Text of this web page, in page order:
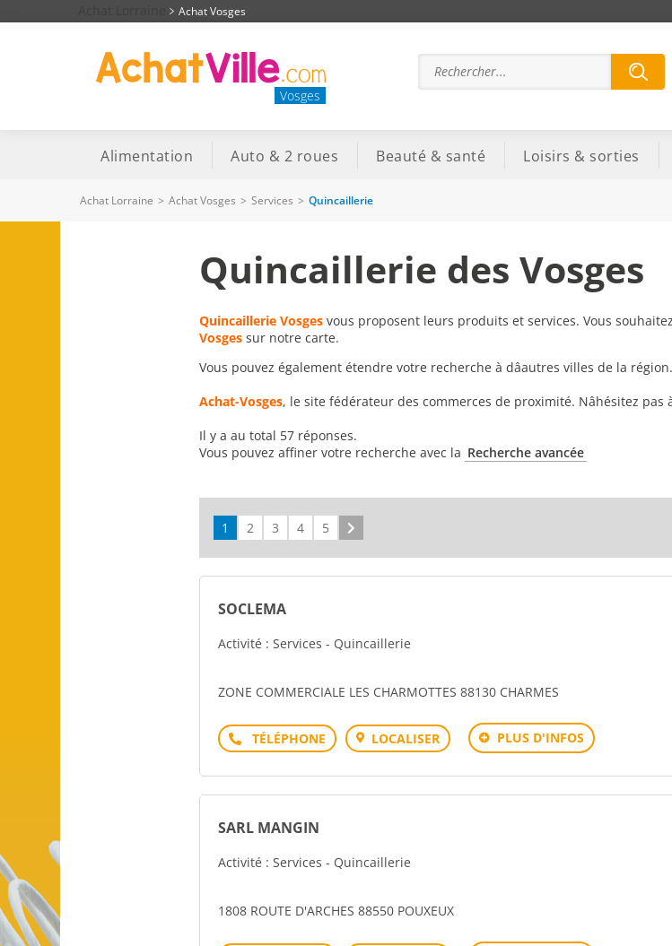
Achat Vosges
Vosges
Alimentation Auto & 2 roues Beauté & santé Loisirs & sorties
Achat Lorraine > Achat Vosges > Services > Quincaillerie
Quincaillerie des Vosges
Quincaillerie Vosges vous proposent leurs produits et services. Vous
Vosges sur notre carte.
Vous pouvez également étendre votre recherche à dâautres villes de la région.
Achat-Vosges, le site fédérateur des commerces de proximité. Nâhésitez
Il y a au total 57 réponses.
Vous pouvez affiner votre recherche avec la Recherche avancée
1 2 3 4 5
SOCLEMA
Activité : Services - Quincaillerie
ZONE COMMERCIALE LES CHARMOTTES 88130 CHARMES
Téléphone LOCALISER PLUS D'INFOS
SARL MANGIN
Activité : Services - Quincaillerie
1808 ROUTE D'ARCHES 88550 POUXEUX